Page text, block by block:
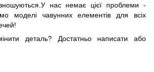
нас немає цієї проблеми -
моделі чавунних елементів для всіх
деталь? Достатньо написати або